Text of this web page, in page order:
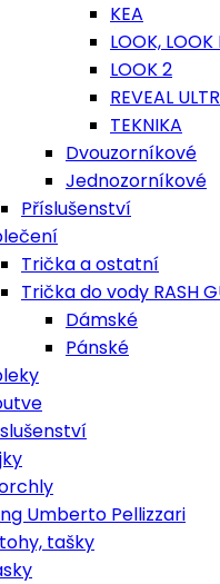
KEA
LOOK, LOOK
LOOK 2
REVEAL
TEKNIKA
Dvouzorníkové
Jednozorníkové
Příslušenství
Trička a ostatní
Trička do vody RASH
Dámské
Pánské
Umberto Pellizzari
tašky